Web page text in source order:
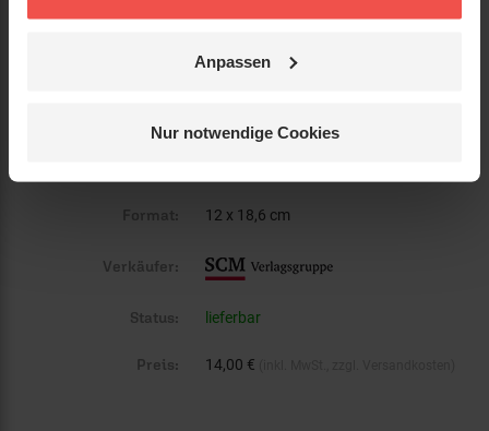
Anpassen
Nur notwendige Cookies
288
Format: 12 x 18,6 cm
Verkäufer:
Status: lieferbar
Preis: 14,00 €